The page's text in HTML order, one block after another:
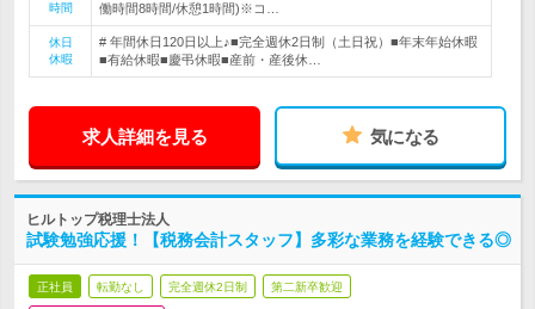
時間
働時間8時間/休憩1時間)※コ…
休日
休暇
# 年間休日120日以上♪■完全週休2日制（土日祝）■年末年始休暇
■有給休暇■慶弔休暇■産前・産後休…
求人詳細を見る 気になる
ヒルトップ税理士法人
試験勉強応援！【税務会計スタッフ】多彩な業務を経験できる◎
正社員 転勤なし 完全週休2日制 第二新卒歓迎